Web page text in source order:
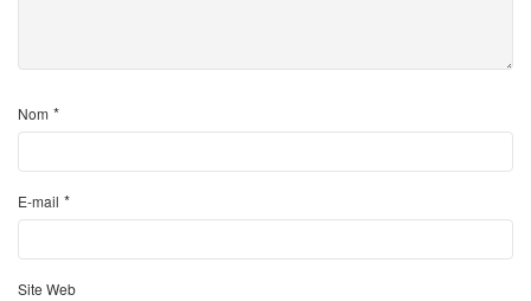
Nom *
E-mail *
Site Web